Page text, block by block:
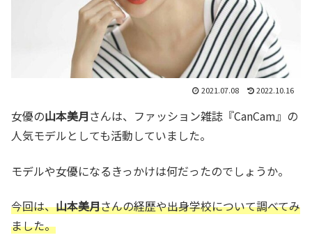
2021.07.08 2022.10.16
女優の山本美月さんは、ファッション雑誌『CanCam』の
人気モデルとしても活動していました。
モデルや女優になるきっかけは何だったのでしょうか。
今回は、山本美月さんの経歴や出身学校について調べてみ
ました。